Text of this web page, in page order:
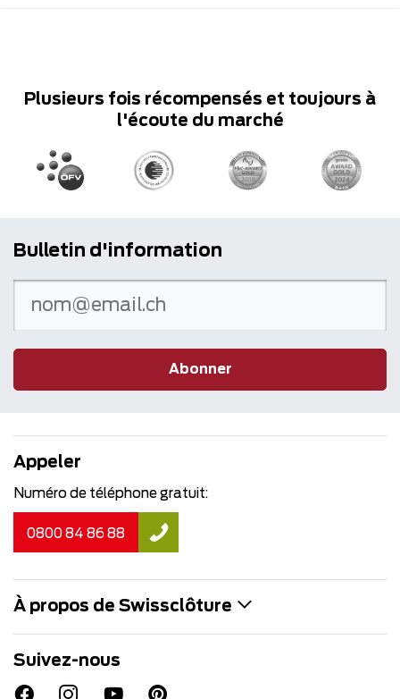
Plusieurs fois récompensés et toujours à
l'écoute du marché
Bulletin d'information
Abonner
Appeler
Numéro de téléphone gratuit:
0800 84 86 88
À propos de Swissclôture
Suivez-nous